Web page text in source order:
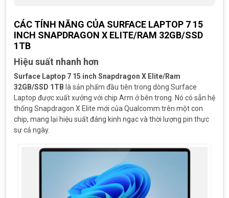
CÁC TÍNH NĂNG CỦA SURFACE LAPTOP 7 15
INCH SNAPDRAGON X ELITE/RAM 32GB/SSD
1TB
Hiệu suất nhanh hơn
Surface Laptop 7 15 inch Snapdragon X Elite/Ram
32GB/SSD 1TB là sản phẩm đầu tiên trong dòng Surface
Laptop được xuất xưởng với chip Arm ở bên trong. Nó có sẵn hệ
thống Snapdragon X Elite mới của Qualcomm trên một con
chip, mang lại hiệu suất đáng kinh ngạc và thời lượng pin thực
sự cả ngày.